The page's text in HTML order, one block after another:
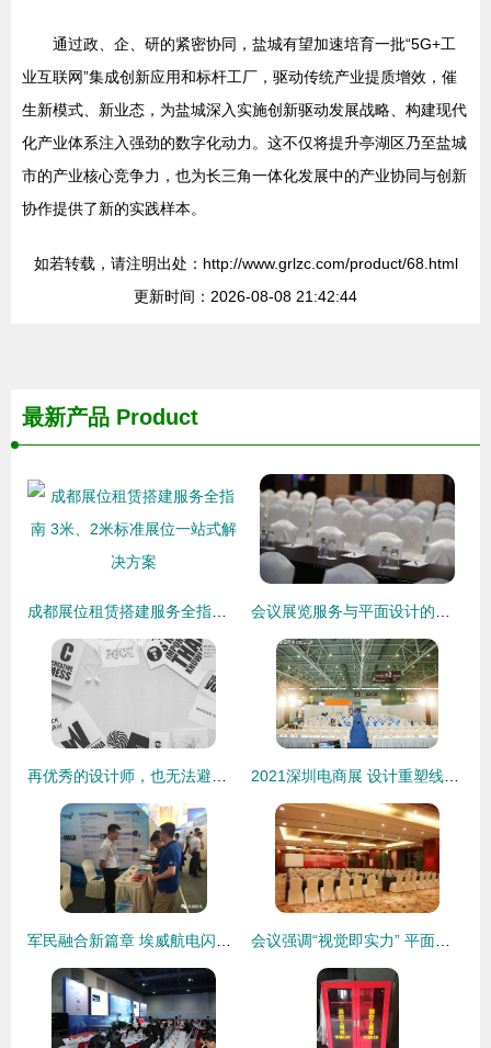
通过政、企、研的紧密协同，盐城有望加速培育一批“5G+工
业互联网”集成创新应用和标杆工厂，驱动传统产业提质增效，催
生新模式、新业态，为盐城深入实施创新驱动发展战略、构建现代
化产业体系注入强劲的数字化动力。这不仅将提升亭湖区乃至盐城
市的产业核心竞争力，也为长三角一体化发展中的产业协同与创新
协作提供了新的实践样本。
如若转载，请注明出处：http://www.grlzc.com/product/68.html
更新时间：2026-08-08 21:42:44
最新产品 Product
成都展位租赁搭建服务全指南 3米、2米标准展位一站式解决方案 会议展览服务与平面设计的边界解析 一个行业归类的深度探讨
再优秀的设计师，也无法避免的9个平面设计错误 2021深圳电商展 设计重塑线上体验，引领数字视觉浪潮
军民融合新篇章 埃威航电闪耀空军装备修理科技对接展 会议强调“视觉即实力” 平面设计如何赋能会议会展供应商脱颖而出